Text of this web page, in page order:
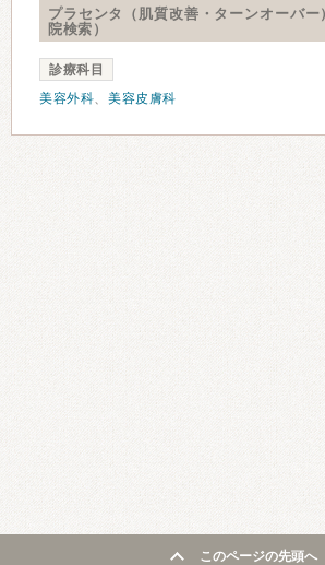
プラセンタ（肌質改善・ターンオーバー
院検索）
診療科目
美容外科、美容皮膚科
このページの先頭へ